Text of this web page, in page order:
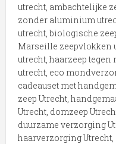
utrecht, ambachtelijke
zonder aluminium
utrecht, biologische
Marseille zeepvlokken
utrecht, haarzeep tegen
utrecht, eco
cadeauset met
zeep Utrecht,
Utrecht, domzeep
duurzame verzorging
haarverzorging